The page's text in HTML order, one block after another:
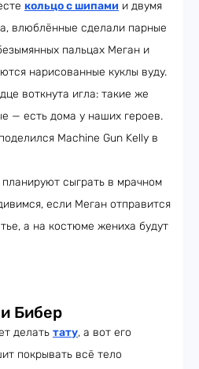
кольцо с шипами и двумя
влюблённые сделали парные
пальцах Меган и
нарисованные куклы вуду.
воткнута игла: такие же
— есть дома у наших героев.
Machine Gun Kelly в
сыграть в мрачном
если Меган отправится
а на костюме жениха будут
Бибер
делать тату, а вот его
покрывать всё тело